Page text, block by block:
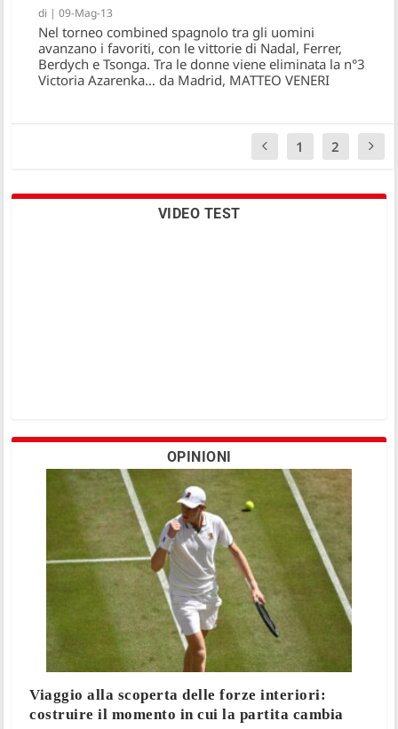
di |09-Mag-13
Nel torneo combined spagnolo tra gli uomini
avanzano i favoriti, con le vittorie di Nadal, Ferrer,
Berdych e Tsonga. Tra le donne viene eliminata la n°3
Victoria Azarenka… da Madrid, MATTEO VENERI
1 2
VIDEO TEST
OPINIONI
Viaggio alla scoperta delle forze interiori:
costruire il momento in cui la partita cambia